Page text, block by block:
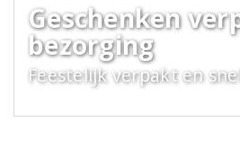
Geschenken
bezorging
Feestelijk verpakt en